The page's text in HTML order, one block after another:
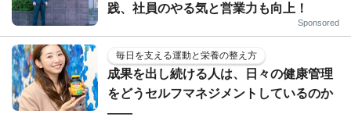
践、社員のやる気と営業力も向上！
Sponsored
毎日を支える運動と栄養の整え方
成果を出し続ける人は、日々の健康管理
をどうセルフマネジメントしているのか
——